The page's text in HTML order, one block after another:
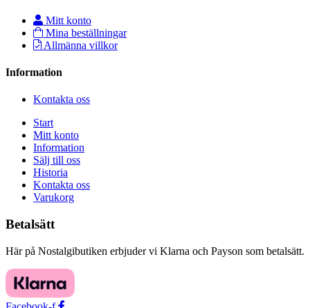
Mitt konto
Mina beställningar
Allmänna villkor
Information
Kontakta oss
Start
Mitt konto
Information
Sälj till oss
Historia
Kontakta oss
Varukorg
Betalsätt
Här på Nostalgibutiken erbjuder vi Klarna och Payson som betalsätt.